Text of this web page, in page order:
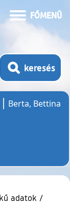
FŐMENÜ
keresés
Berta, Bettina
adatok /